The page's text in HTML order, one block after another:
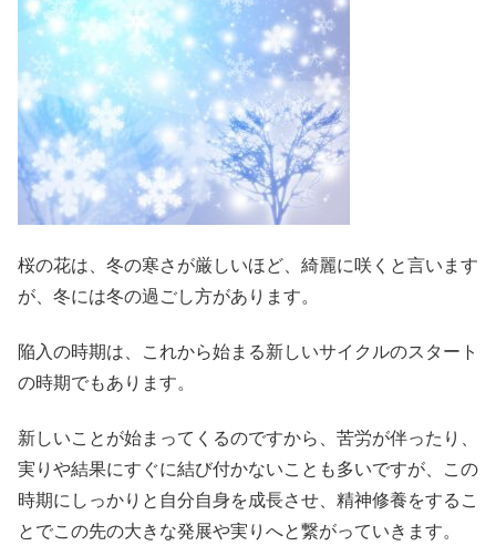
桜の花は、冬の寒さが厳しいほど、綺麗に咲くと言います
が、冬には冬の過ごし方があります。
陥入の時期は、これから始まる新しいサイクルのスタート
の時期でもあります。
新しいことが始まってくるのですから、苦労が伴ったり、
実りや結果にすぐに結び付かないことも多いですが、この
時期にしっかりと自分自身を成長させ、精神修養をするこ
とでこの先の大きな発展や実りへと繋がっていきます。